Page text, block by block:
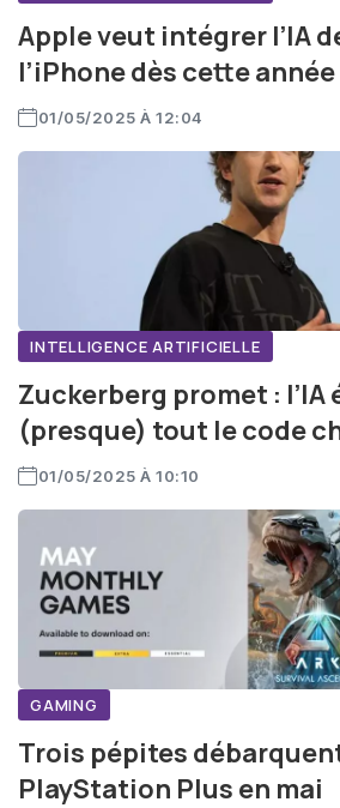
Apple veut intégrer l’IA
l’iPhone dès cette année
01/05/2025 À 12:04
INTELLIGENCE ARTIFICIELLE
Zuckerberg promet :
(presque) tout le code
01/05/2025 À 10:10
GAMING
Trois pépites
PlayStation Plus en mai